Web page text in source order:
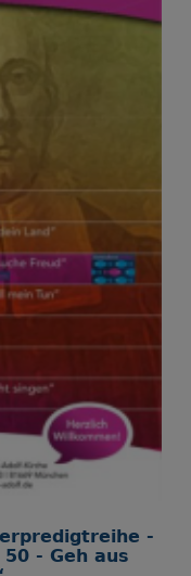
-
- Geh aus